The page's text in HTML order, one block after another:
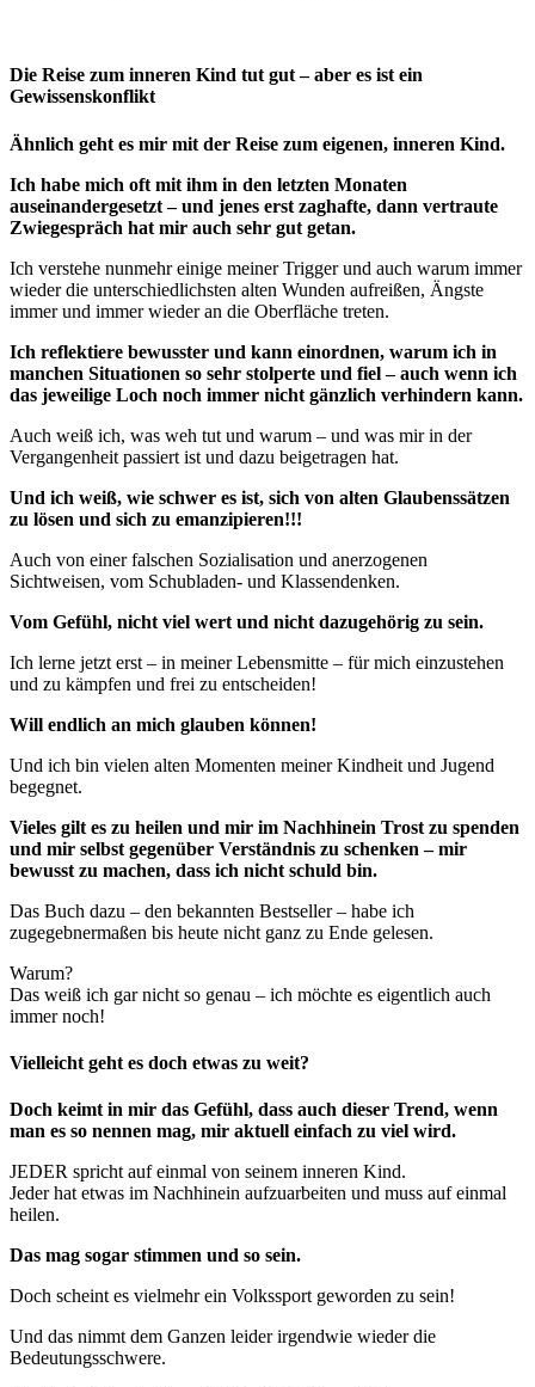
Die Reise zum inneren Kind tut gut – aber es ist ein
Gewissenskonflikt
Ähnlich geht es mir mit der Reise zum eigenen, inneren Kind.
Ich habe mich oft mit ihm in den letzten Monaten
auseinandergesetzt – und jenes erst zaghafte, dann vertraute
Zwiegespräch hat mir auch sehr gut getan.
Ich verstehe nunmehr einige meiner Trigger und auch warum immer
wieder die unterschiedlichsten alten Wunden aufreißen, Ängste
immer und immer wieder an die Oberfläche treten.
Ich reflektiere bewusster und kann einordnen, warum ich in
manchen Situationen so sehr stolperte und fiel – auch wenn ich
das jeweilige Loch noch immer nicht gänzlich verhindern kann.
Auch weiß ich, was weh tut und warum – und was mir in der
Vergangenheit passiert ist und dazu beigetragen hat.
Und ich weiß, wie schwer es ist, sich von alten Glaubenssätzen
zu lösen und sich zu emanzipieren!!!
Auch von einer falschen Sozialisation und anerzogenen
Sichtweisen, vom Schubladen- und Klassendenken.
Vom Gefühl, nicht viel wert und nicht dazugehörig zu sein.
Ich lerne jetzt erst – in meiner Lebensmitte – für mich einzustehen
und zu kämpfen und frei zu entscheiden!
Will endlich an mich glauben können!
Und ich bin vielen alten Momenten meiner Kindheit und Jugend
begegnet.
Vieles gilt es zu heilen und mir im Nachhinein Trost zu spenden
und mir selbst gegenüber Verständnis zu schenken – mir
bewusst zu machen, dass ich nicht schuld bin.
Das Buch dazu – den bekannten Bestseller – habe ich
zugegebnermaßen bis heute nicht ganz zu Ende gelesen.
Warum?
Das weiß ich gar nicht so genau – ich möchte es eigentlich auch
immer noch!
Vielleicht geht es doch etwas zu weit?
Doch keimt in mir das Gefühl, dass auch dieser Trend, wenn
man es so nennen mag, mir aktuell einfach zu viel wird.
JEDER spricht auf einmal von seinem inneren Kind.
Jeder hat etwas im Nachhinein aufzuarbeiten und muss auf einmal
heilen.
Das mag sogar stimmen und so sein.
Doch scheint es vielmehr ein Volkssport geworden zu sein!
Und das nimmt dem Ganzen leider irgendwie wieder die
Bedeutungsschwere.